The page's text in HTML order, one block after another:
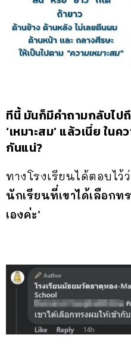
ทีนี้ มันก็มีคำถามกลับไป
‘เหมาะสม’ แล้วเนี่ย ใน
กันแน่?
ทางโรงเรียนได้ตอบไว้ว่
นักเรียนที่เขาได้เลือกท
เองค่ะ’